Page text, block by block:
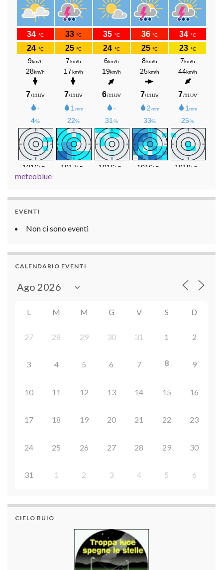
meteoblue
EVENTI
Non ci sono eventi
CALENDARIO EVENTI
L M M G V S D
27 28 29 30 31 1 2
3 4 5 6 7 8 9
10 11 12 13 14 15 16
17 18 19 20 21 22 23
24 25 26 27 28 29 30
31 1 2 3 4 5 6
CIELO BUIO